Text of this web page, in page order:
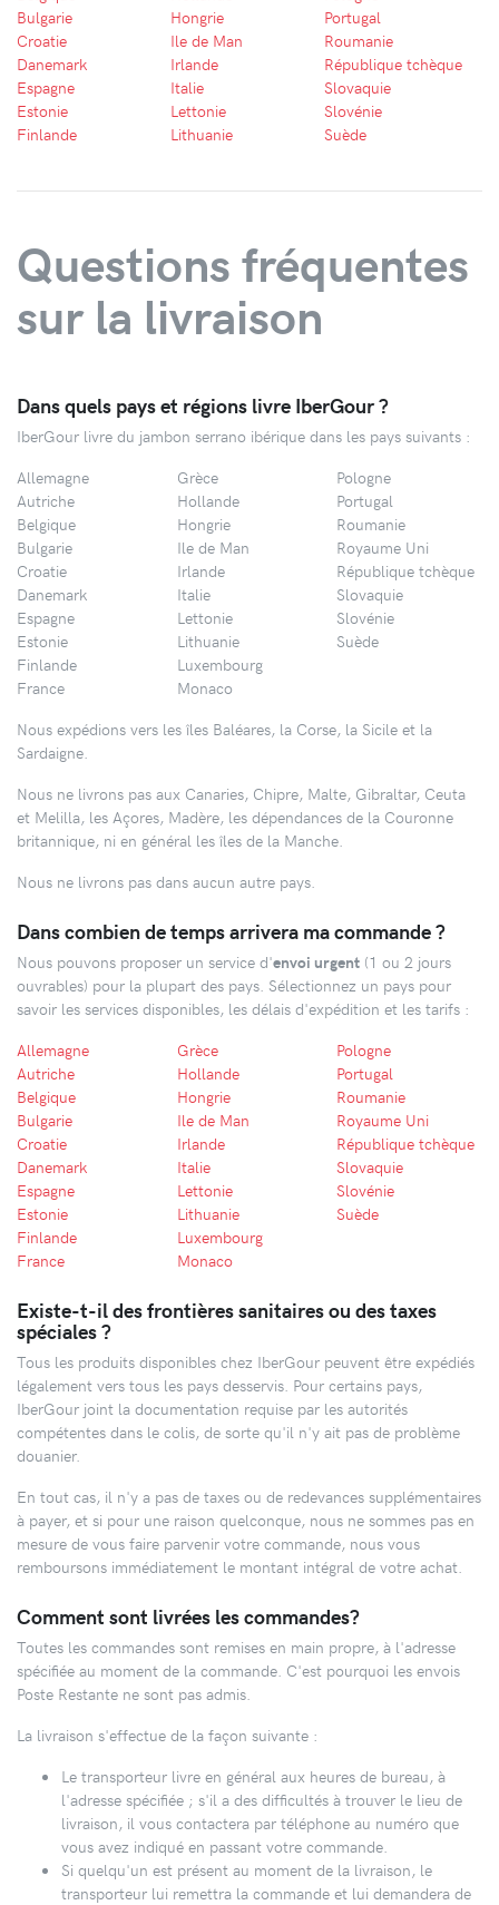
Bulgarie
Croatie
Danemark
Espagne
Estonie
Finlande
Hongrie
Ile de Man
Irlande
Italie
Lettonie
Lithuanie
Portugal
Roumanie
République tchèque
Slovaquie
Slovénie
Suède
Questions fréquentes
sur la livraison
Dans quels pays et régions livre IberGour ?
IberGour livre du jambon serrano ibérique dans les pays suivants :
Allemagne
Autriche
Belgique
Bulgarie
Croatie
Danemark
Espagne
Estonie
Finlande
France
Grèce
Hollande
Hongrie
Ile de Man
Irlande
Italie
Lettonie
Lithuanie
Luxembourg
Monaco
Pologne
Portugal
Roumanie
Royaume Uni
République tchèque
Slovaquie
Slovénie
Suède
Nous expédions vers les îles Baléares, la Corse, la Sicile et la
Sardaigne.
Nous ne livrons pas aux Canaries, Chipre, Malte, Gibraltar, Ceuta
et Melilla, les Açores, Madère, les dépendances de la Couronne
britannique, ni en général les îles de la Manche.
Nous ne livrons pas dans aucun autre pays.
Dans combien de temps arrivera ma commande ?
Nous pouvons proposer un service d'envoi urgent (1 ou 2 jours
ouvrables) pour la plupart des pays. Sélectionnez un pays pour
savoir les services disponibles, les délais d'expédition et les tarifs :
Allemagne
Autriche
Belgique
Bulgarie
Croatie
Danemark
Espagne
Estonie
Finlande
France
Grèce
Hollande
Hongrie
Ile de Man
Irlande
Italie
Lettonie
Lithuanie
Luxembourg
Monaco
Pologne
Portugal
Roumanie
Royaume Uni
République tchèque
Slovaquie
Slovénie
Suède
Existe-t-il des frontières sanitaires ou des taxes
spéciales ?
Tous les produits disponibles chez IberGour peuvent être expédiés
légalement vers tous les pays desservis. Pour certains pays,
IberGour joint la documentation requise par les autorités
compétentes dans le colis, de sorte qu'il n'y ait pas de problème
douanier.
En tout cas, il n'y a pas de taxes ou de redevances supplémentaires
à payer, et si pour une raison quelconque, nous ne sommes pas en
mesure de vous faire parvenir votre commande, nous vous
remboursons immédiatement le montant intégral de votre achat.
Comment sont livrées les commandes?
Toutes les commandes sont remises en main propre, à l'adresse
spécifiée au moment de la commande. C'est pourquoi les envois
Poste Restante ne sont pas admis.
La livraison s'effectue de la façon suivante :
Le transporteur livre en général aux heures de bureau, à
l'adresse spécifiée ; s'il a des difficultés à trouver le lieu de
livraison, il vous contactera par téléphone au numéro que
vous avez indiqué en passant votre commande.
Si quelqu'un est présent au moment de la livraison, le
transporteur lui remettra la commande et lui demandera de